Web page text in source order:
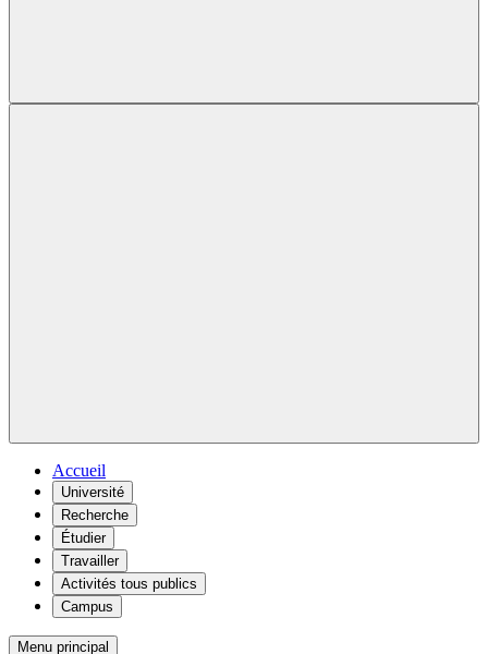
Accueil
Université
Recherche
Étudier
Travailler
Activités tous publics
Campus
Menu principal